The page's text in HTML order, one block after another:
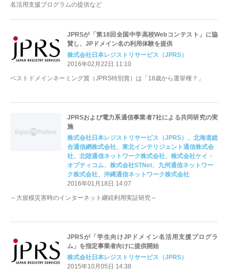
名活用支援プログラムの提供など
JPRSが「第18回全国中学高校Webコンテスト」に協
賛し、JPドメイン名の利用体験を提供
株式会社日本レジストリサービス（JPRS）
2016年02月22日 11:10
ベストドメインネーミング賞（JPRS特別賞）は「18歳から選挙権？」
JPRSおよび電力系通信事業者7社による共同研究の実
施
株式会社日本レジストリサービス（JPRS）、北海道総
合通信網株式会社、東北インテリジェント通信株式会
社、北陸通信ネットワーク株式会社、株式会社ケイ・
オプティコム、株式会社STNet、九州通信ネットワー
ク株式会社、沖縄通信ネットワーク株式会社
2016年01月18日 14:07
～大規模災害時のインターネット継続利用実証研究～
JPRSが「学生向けJPドメイン名活用支援プログラ
ム」を指定事業者向けに提供開始
株式会社日本レジストリサービス（JPRS）
2015年10月05日 14:38